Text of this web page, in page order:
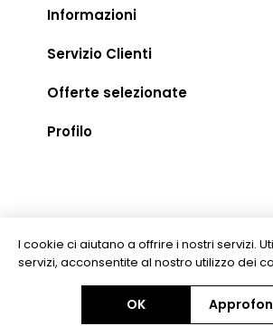
Informazioni
Servizio Clienti
Offerte selezionate
Profilo
diritti riservati
I cookie ci aiutano a offrire i nostri servizi.
servizi, acconsentite al nostro utilizzo dei
OK